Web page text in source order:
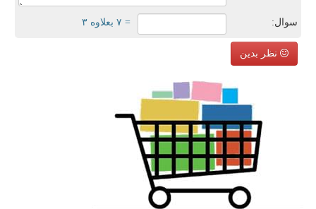
سوال: = ۷ بعلاوه ۳
نظر بدین